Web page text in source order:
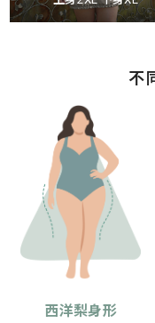
不
西洋梨身形